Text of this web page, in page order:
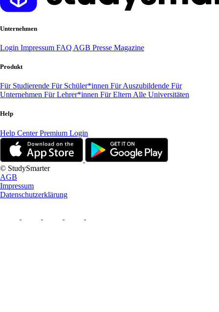
Unternehmen
Login Impressum FAQ AGB Presse Magazine
Produkt
Für Studierende Für Schüler*innen Für Auszubildende Für
Unternehmen Für Lehrer*innen Für Eltern Alle Universitäten
Help
Help CenterPremium Login
© StudySmarter
AGB
Impressum
Datenschutzerklärung